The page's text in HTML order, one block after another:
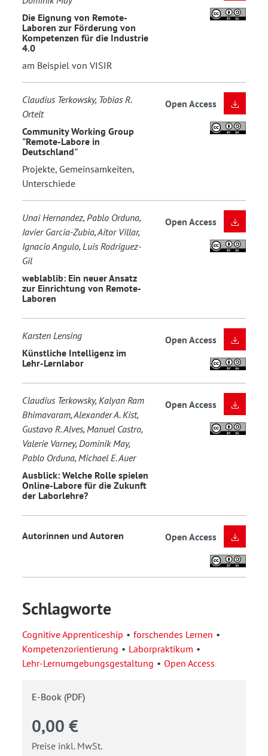
Die Eignung von Remote-
Laboren zur Förderung von
Kompetenzen für die Industrie
4.0
am Beispiel von VISIR
Claudius Terkowsky, Tobias R.
Ortelt
Community Working Group
"Remote-Labore in
Deutschland"
Projekte, Gemeinsamkeiten,
Unterschiede
Open Access
Unai Hernandez, Pablo Orduna,
Javier Garcia-Zubia, Aitor Villar,
Ignacio Angulo, Luis Rodriguez-
Gil
weblablib: Ein neuer Ansatz
zur Einrichtung von Remote-
Laboren
Open Access
Karsten Lensing
Künstliche Intelligenz im
Lehr-Lernlabor
Open Access
Claudius Terkowsky, Kalyan Ram
Bhimavaram, Alexander A. Kist,
Gustavo R. Alves, Manuel Castro,
Valerie Varney, Dominik May,
Pablo Orduna, Michael E. Auer
Ausblick: Welche Rolle spielen
Online-Labore für die Zukunft
der Laborlehre?
Open Access
Autorinnen und Autoren Open Access
Schlagworte
Cognitive Apprenticeship
forschendes Lernen
Kompetenzorientierung
Laborpraktikum
Lehr-Lernumgebungsgestaltung
Open Access
E-Book (PDF)
0,00 €
Preise inkl. MwSt.